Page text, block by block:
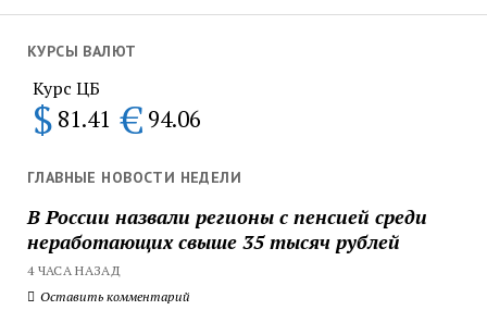
КУРСЫ ВАЛЮТ
Курс ЦБ
$ 81.41 € 94.06
ГЛАВНЫЕ НОВОСТИ НЕДЕЛИ
В России назвали регионы с пенсией среди
неработающих свыше 35 тысяч рублей
4 ЧАСА НАЗАД
Оставить комментарий